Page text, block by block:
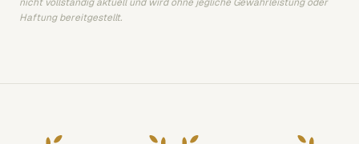
Haftung bereitgestellt.